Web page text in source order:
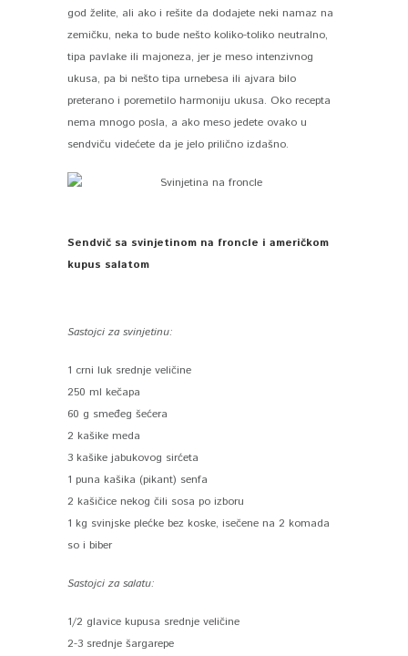
god želite, ali ako i rešite da dodajete neki namaz na
zemičku, neka to bude nešto koliko-toliko neutralno,
tipa pavlake ili majoneza, jer je meso intenzivnog
ukusa, pa bi nešto tipa urnebesa ili ajvara bilo
preterano i poremetilo harmoniju ukusa. Oko recepta
nema mnogo posla, a ako meso jedete ovako u
sendviču videćete da je jelo prilično izdašno.
Sendvič sa svinjetinom na froncle i američkom
kupus salatom
Sastojci za svinjetinu:
1 crni luk srednje veličine
250 ml kečapa
60 g smeđeg šećera
2 kašike meda
3 kašike jabukovog sirćeta
1 puna kašika (pikant) senfa
2 kašičice nekog čili sosa po izboru
1 kg svinjske plećke bez koske, isečene na 2 komada
so i biber
Sastojci za salatu:
1/2 glavice kupusa srednje veličine
2-3 srednje šargarepe